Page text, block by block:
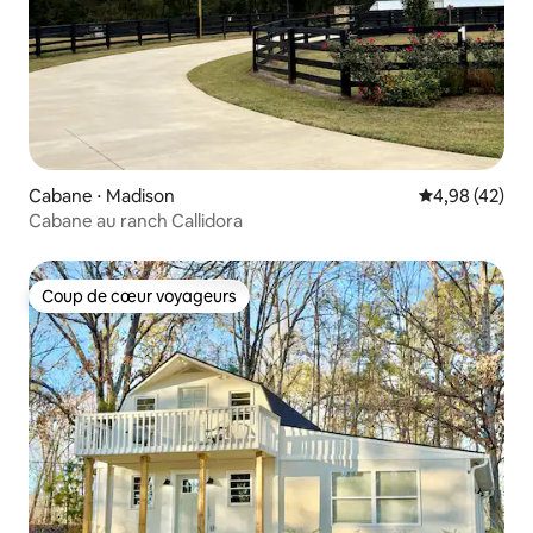
Cabane ⋅ Madison Évaluation
4,98 (42)
Cabane au ranch Callidora
Coup de cœur voyageurs
Coup de cœur voyageurs